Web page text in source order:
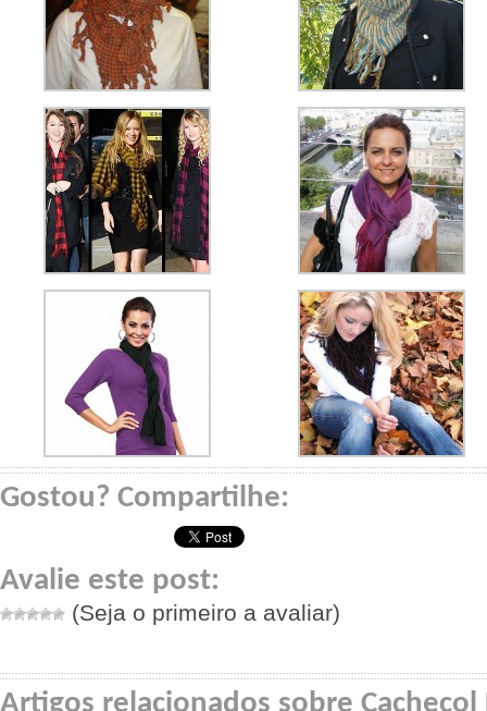
Gostou? Compartilhe:
Avalie este post:
(Seja o primeiro a avaliar)
Artigos relacionados sobre